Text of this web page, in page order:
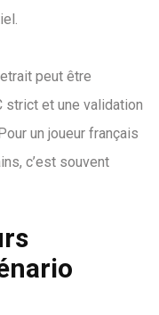
peut être
strict et une validation
un joueur français
c’est souvent